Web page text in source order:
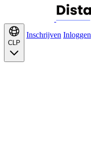
CLP
Inschrijven Inloggen